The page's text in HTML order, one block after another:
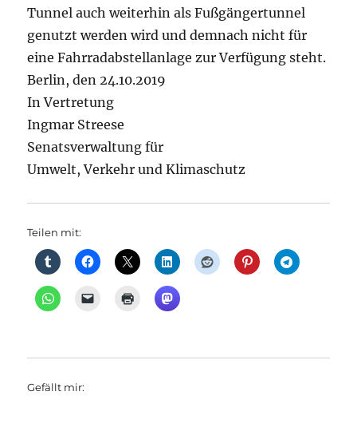
Tunnel auch weiterhin als Fußgängertunnel
genutzt werden wird und demnach nicht für
eine Fahrradabstellanlage zur Verfügung steht.
Berlin, den 24.10.2019
In Vertretung
Ingmar Streese
Senatsverwaltung für
Umwelt, Verkehr und Klimaschutz
Teilen mit:
Gefällt mir: